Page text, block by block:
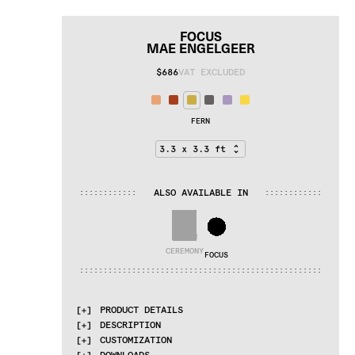
FOCUS
MAE ENGELGEER
$686VAT EXCLUDED
FERN
: : : : : : : : : : : : ALSO AVAILABLE IN : : : : : : : : : : : :
CEREMONYFOCUS
: : : : : : : : : : : : : : : : : : : : : : : : : : : : : : : : : : : : : : : : : : : : : : : : : : :
PRODUCT DETAILS
MATERIALS
Wool
DESCRIPTION
Proudly made by hand in India.
CUSTOMIZATION